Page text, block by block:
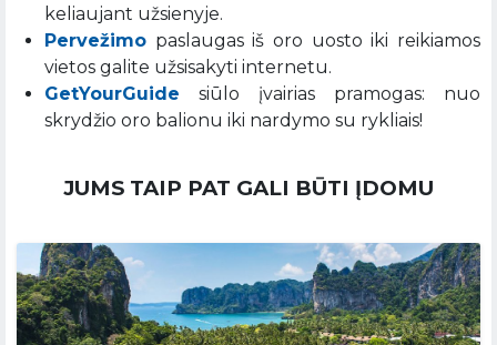
keliaujant užsienyje.
Pervežimo paslaugas iš oro uosto iki reikiamos
vietos galite užsisakyti internetu.
GetYourGuide siūlo įvairias pramogas: nuo
skrydžio oro balionu iki nardymo su rykliais!
JUMS TAIP PAT GALI BŪTI ĮDOMU